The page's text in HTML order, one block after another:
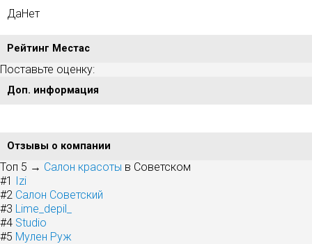
ДаНет
Рейтинг Местас
Поставьте оценку:
Доп. информация
Отзывы о компании
Топ 5 → Салон красоты в Советском
#1 Izi
#2 Салон Советский
#3 Lime_depil_
#4 Studio
#5 Мулен Руж